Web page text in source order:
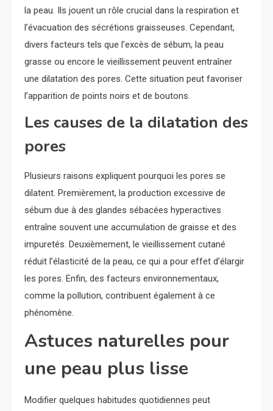
la peau. Ils jouent un rôle crucial dans la respiration et
l’évacuation des sécrétions graisseuses. Cependant,
divers facteurs tels que l’excès de sébum, la peau
grasse ou encore le vieillissement peuvent entraîner
une dilatation des pores. Cette situation peut favoriser
l’apparition de points noirs et de boutons.
Les causes de la dilatation des
pores
Plusieurs raisons expliquent pourquoi les pores se
dilatent. Premièrement, la production excessive de
sébum due à des glandes sébacées hyperactives
entraîne souvent une accumulation de graisse et des
impuretés. Deuxièmement, le vieillissement cutané
réduit l’élasticité de la peau, ce qui a pour effet d’élargir
les pores. Enfin, des facteurs environnementaux,
comme la pollution, contribuent également à ce
phénomène.
Astuces naturelles pour
une peau plus lisse
Modifier quelques habitudes quotidiennes peut